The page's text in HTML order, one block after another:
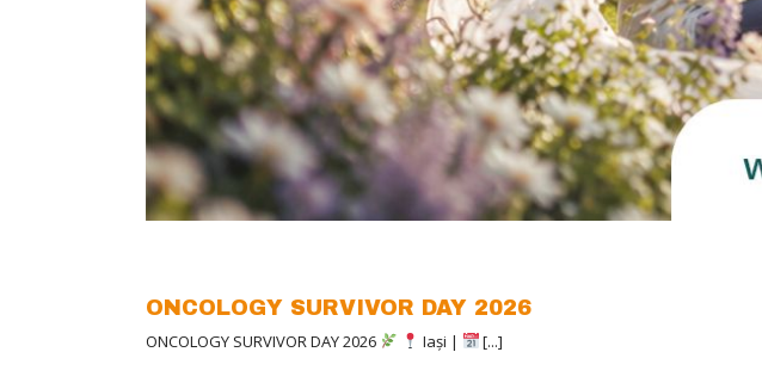
ONCOLOGY SURVIVOR DAY 2026
ONCOLOGY SURVIVOR DAY 2026 Iași | [...]